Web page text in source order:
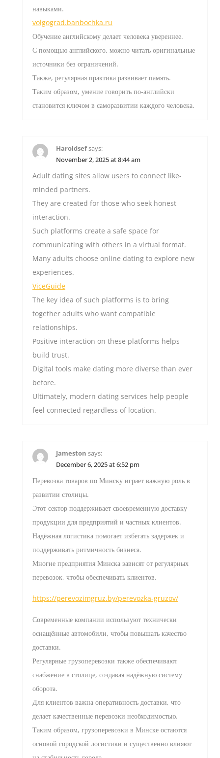
навыками.
volgograd.banbochka.ru
Обучение английскому делает человека увереннее.
С помощью английского, можно читать оригинальные
источники без ограничений.
Также, регулярная практика развивает память.
Таким образом, умение говорить по-английски
становится ключом в саморазвитии каждого человека.
Haroldsefsays:
November 2, 2025 at 8:44 am
Adult dating sites allow users to connect like-
minded partners.
They are created for those who seek honest
interaction.
Such platforms create a safe space for
communicating with others in a virtual format.
Many adults choose online dating to explore new
experiences.
ViceGuide
The key idea of such platforms is to bring
together adults who want compatible
relationships.
Positive interaction on these platforms helps
build trust.
Digital tools make dating more diverse than ever
before.
Ultimately, modern dating services help people
feel connected regardless of location.
Jameston says:
December 6, 2025 at 6:52 pm
Перевозка товаров по Минску играет важную роль в
развитии столицы.
Этот сектор поддерживает своевременную доставку
продукции для предприятий и частных клиентов.
Надёжная логистика помогает избегать задержек и
поддерживать ритмичность бизнеса.
Многие предприятия Минска зависят от регулярных
перевозок, чтобы обеспечивать клиентов.
https://perevozimgruz.by/perevozka-gruzov/
Современные компании используют технически
оснащённые автомобили, чтобы повышать качество
доставки.
Регулярные грузоперевозки также обеспечивают
снабжение в столице, создавая надёжную систему
оборота.
Для клиентов важна оперативность доставки, что
делает качественные перевозки необходимостью.
Таким образом, грузоперевозки в Минске остаются
основой городской логистики и существенно влияют